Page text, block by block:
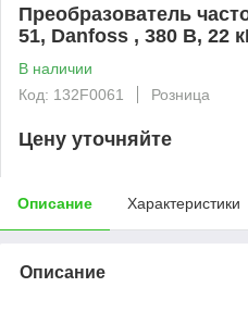
Преобразователь
51, Danfoss , 380 В, 22
В наличии
Код: 132F0061
Розница
Цену уточняйте
Описание Характеристики
Описание